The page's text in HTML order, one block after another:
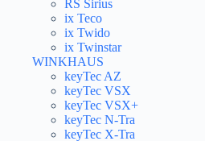
RS Sirius
ix Teco
ix Twido
ix Twinstar
WINKHAUS
keyTec AZ
keyTec VSX
keyTec VSX+
keyTec N-Tra
keyTec X-Tra